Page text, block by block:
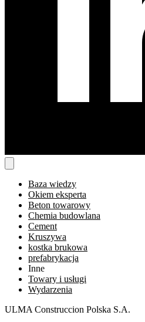
Baza wiedzy
Okiem eksperta
Beton towarowy
Chemia budowlana
Cement
Kruszywa
kostka brukowa
prefabrykacja
Inne
Towary i usługi
Wydarzenia
ULMA Construccion Polska S.A.